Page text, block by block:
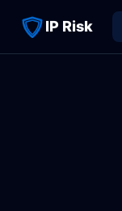
IP Risk